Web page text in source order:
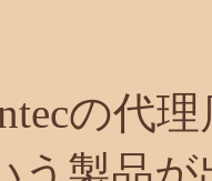
の代理